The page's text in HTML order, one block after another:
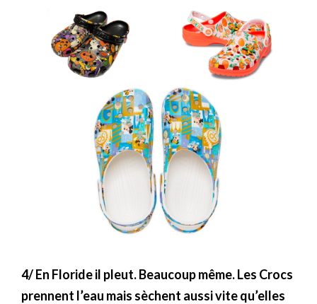
4/ En Floride il pleut. Beaucoup même. Les Crocs
prennent l’eau mais sèchent aussi vite qu’elles